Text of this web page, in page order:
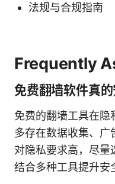
法规与合规指南
Frequently
免费翻墙软件真的
免费的翻墙工具在隐
多存在数据收集、广
对隐私要求高，尽量
结合多种工具提升安